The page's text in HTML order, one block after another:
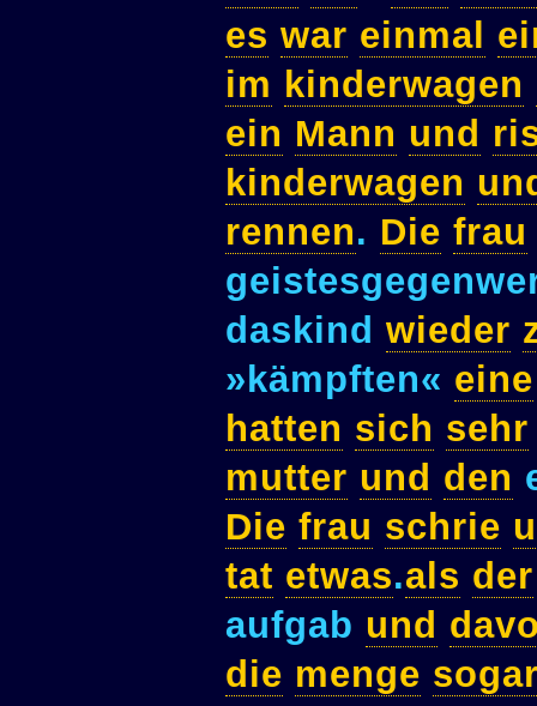
es war einmal
im kinderwagen
ein Mann und
kinderwagen
rennen. Die frau
daskind wieder
»kämpften« eine
hatten sich sehr
mutter und den
Die frau schrie
tat etwas.als der
aufgab und
die menge